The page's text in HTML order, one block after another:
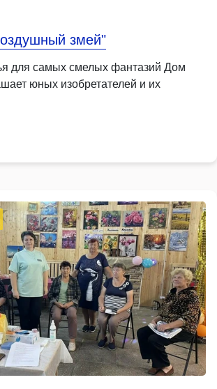
змей"
для самых смелых фантазий Дом
юных изобретателей и их